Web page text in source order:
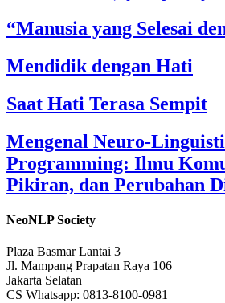
“Manusia yang Selesai
Mendidik dengan Hati
Saat Hati Terasa Sempit
Mengenal Neuro-
Programming: Ilmu
Pikiran, dan Perubahan
NeoNLP Society
Plaza Basmar Lantai 3
Jl. Mampang Prapatan Raya 106
Jakarta Selatan
CS Whatsapp: 0813-8100-0981